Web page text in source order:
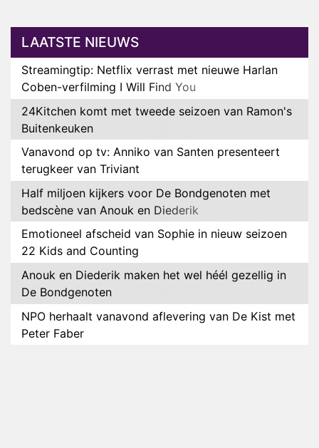
LAATSTE NIEUWS
Streamingtip: Netflix verrast met nieuwe Harlan
Coben-verfilming I Will Find You
24Kitchen komt met tweede seizoen van Ramon's
Buitenkeuken
Vanavond op tv: Anniko van Santen presenteert
terugkeer van Triviant
Half miljoen kijkers voor De Bondgenoten met
bedscène van Anouk en Diederik
Emotioneel afscheid van Sophie in nieuw seizoen
22 Kids and Counting
Anouk en Diederik maken het wel héél gezellig in
De Bondgenoten
NPO herhaalt vanavond aflevering van De Kist met
Peter Faber